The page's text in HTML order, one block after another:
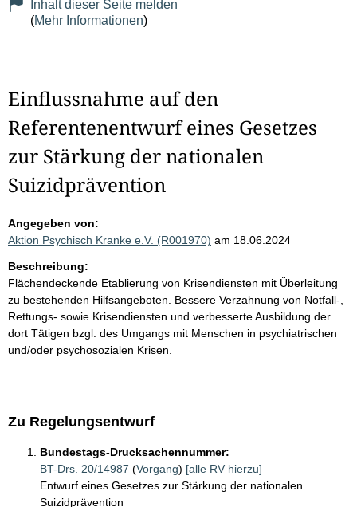
Inhalt dieser Seite melden
(Mehr Informationen)
Einflussnahme auf den
Referentenentwurf eines Gesetzes
zur Stärkung der nationalen
Suizidprävention
Angegeben von:
Aktion Psychisch Kranke e.V. (R001970) am 18.06.2024
Beschreibung:
Flächendeckende Etablierung von Krisendiensten mit Überleitung
zu bestehenden Hilfsangeboten. Bessere Verzahnung von Notfall-,
Rettungs- sowie Krisendiensten und verbesserte Ausbildung der
dort Tätigen bzgl. des Umgangs mit Menschen in psychiatrischen
und/oder psychosozialen Krisen.
Zu Regelungsentwurf
Bundestags-Drucksachennummer:
BT-Drs. 20/14987 (Vorgang) [alle RV hierzu]
Entwurf eines Gesetzes zur Stärkung der nationalen
Suizidprävention